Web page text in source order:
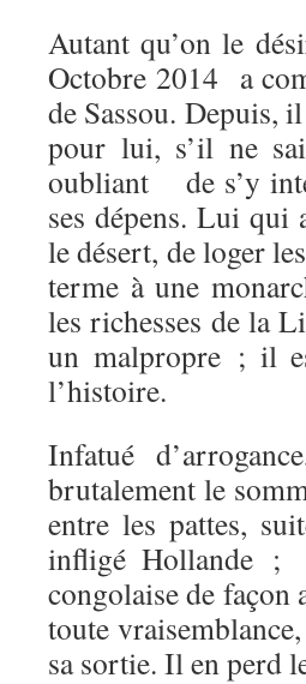
Autant qu’on le
Octobre 2014 a
de Sassou. Depuis,
pour lui, s’il ne
oubliant de s’y
ses dépens. Lui
le désert, de loger
terme à une
les richesses de la
un malpropre ; il
l’histoire.
Infatué
brutalement le
entre les pattes,
infligé Hollande ;
congolaise de façon
toute
sa sortie. Il en perd